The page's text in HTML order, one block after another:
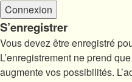
S’enregistrer
Vous devez être enregistré
L’enregistrement ne prend
augmente vos possibilités.